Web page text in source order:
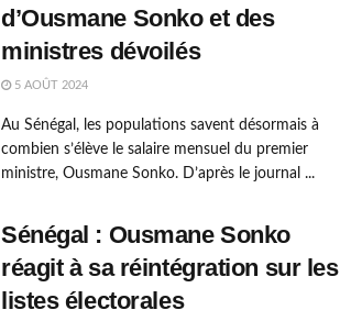
d’Ousmane Sonko et des
ministres dévoilés
5 AOÛT 2024
Au Sénégal, les populations savent désormais à
combien s’élève le salaire mensuel du premier
ministre, Ousmane Sonko. D’après le journal ...
Sénégal : Ousmane Sonko
réagit à sa réintégration sur les
listes électorales